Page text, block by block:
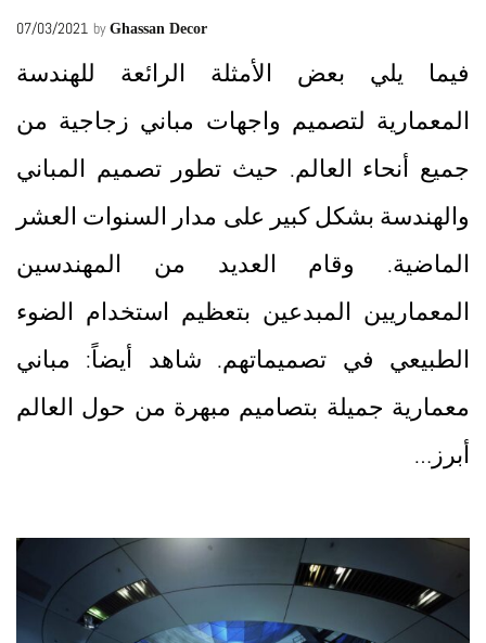
07/03/2021 by Ghassan Decor
فيما يلي بعض الأمثلة الرائعة للهندسة
المعمارية لتصميم واجهات مباني زجاجية من
جميع أنحاء العالم. حيث تطور تصميم المباني
والهندسة بشكل كبير على مدار السنوات العشر
الماضية. وقام العديد من المهندسين
المعماريين المبدعين بتعظيم استخدام الضوء
الطبيعي في تصميماتهم. شاهد أيضاً: مباني
معمارية جميلة بتصاميم مبهرة من حول العالم
أبرز…